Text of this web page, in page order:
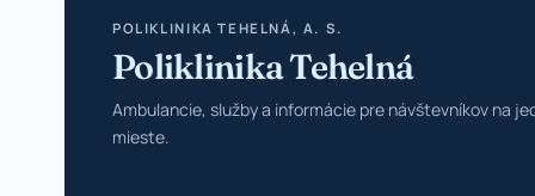
POLIKLINIKA TEHELNÁ, A. S.
Poliklinika Tehelná
Ambulancie, služby a informácie pre návštevníkov na
mieste.